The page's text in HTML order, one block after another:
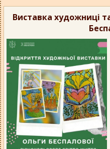
Виставка художниці